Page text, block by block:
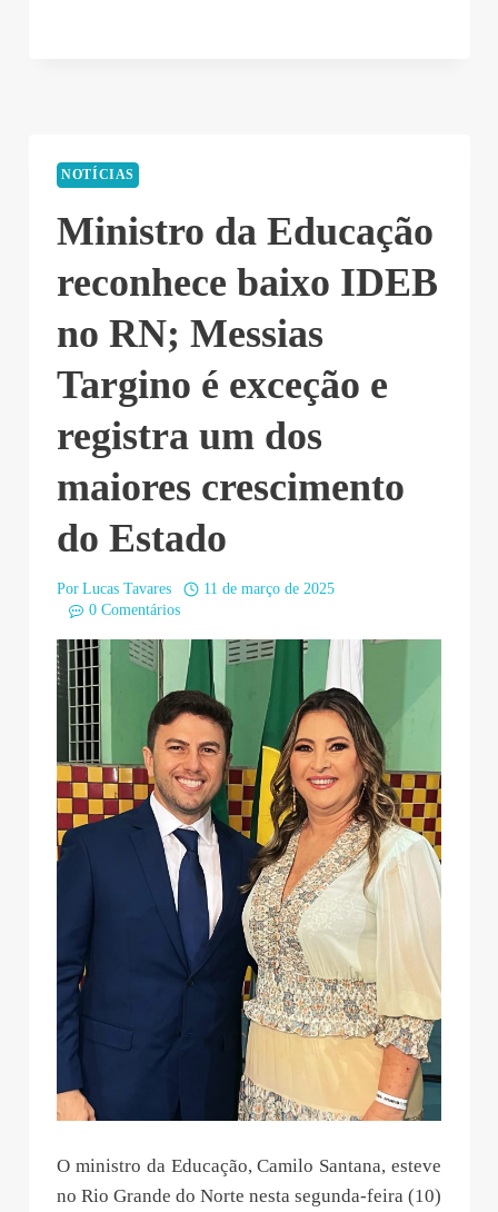
NOTÍCIAS
Ministro da Educação
reconhece baixo IDEB
no RN; Messias
Targino é exceção e
registra um dos
maiores crescimento
do Estado
Por Lucas Tavares
11 de março de 2025
0 Comentários
O ministro da Educação, Camilo Santana, esteve
no Rio Grande do Norte nesta segunda-feira (10)